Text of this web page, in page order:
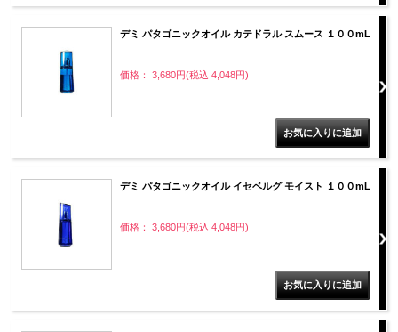
デミ パタゴニックオイル カテドラル スムース １００mL
価格： 3,680円(税込 4,048円)
デミ パタゴニックオイル イセベルグ モイスト １００mL
価格： 3,680円(税込 4,048円)